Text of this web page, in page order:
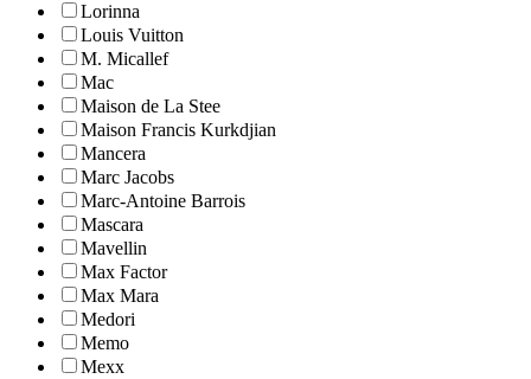
Lorinna
Louis Vuitton
M. Micallef
Mac
Maison de La Stee
Maison Francis Kurkdjian
Mancera
Marc Jacobs
Marc-Antoine Barrois
Mascara
Mavellin
Max Factor
Max Mara
Medori
Memo
Mexx